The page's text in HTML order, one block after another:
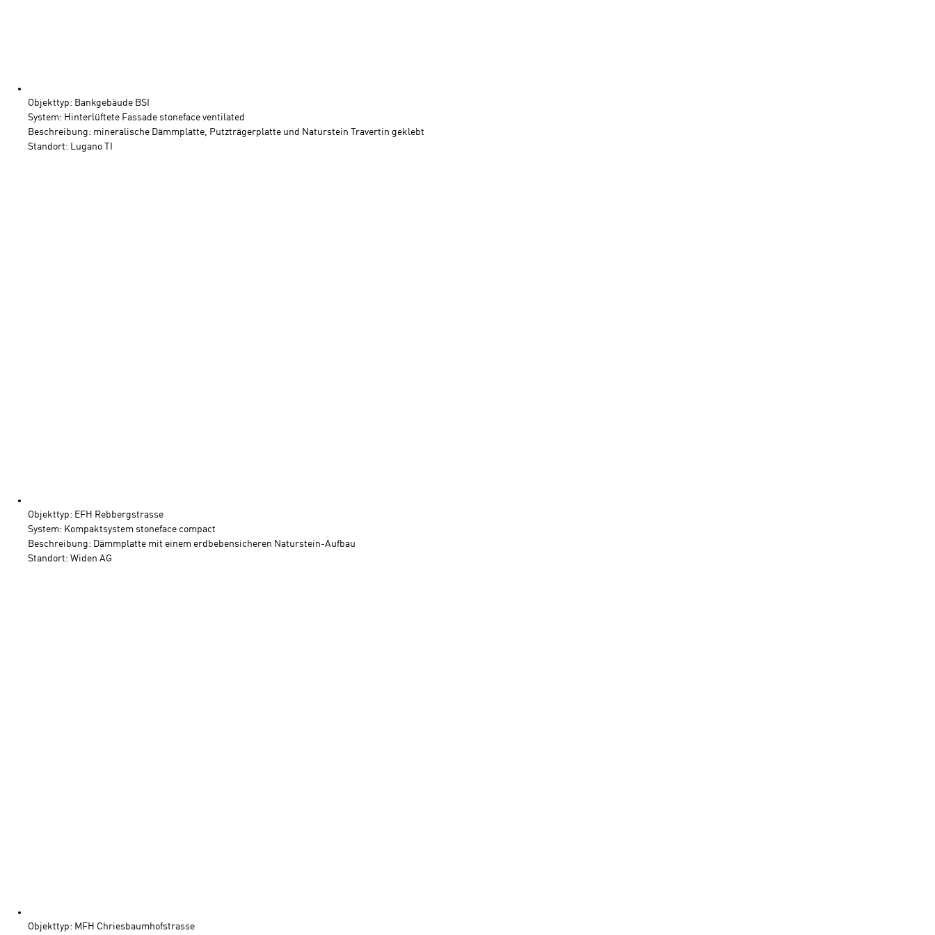
Objekttyp: Bankgebäude BSI
System: Hinterlüftete Fassade stoneface ventilated
Beschreibung: mineralische Dämmplatte, Putzträgerplatte und Naturstein Travertin geklebt
Standort: Lugano TI
Objekttyp: EFH Rebbergstrasse
System: Kompaktsystem stoneface compact
Beschreibung: Dämmplatte mit einem erdbebensicheren Naturstein-Aufbau
Standort: Widen AG
Objekttyp: MFH Chriesbaumhofstrasse